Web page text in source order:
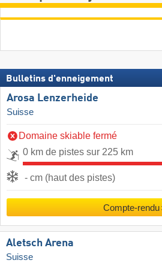
Bulletins d'enneigement
Arosa Lenzerheide
Suisse
Domaine skiable fermé
0 km de pistes sur 225 km
- cm (haut des pistes)
Compte-rendu
Aletsch Arena
Suisse